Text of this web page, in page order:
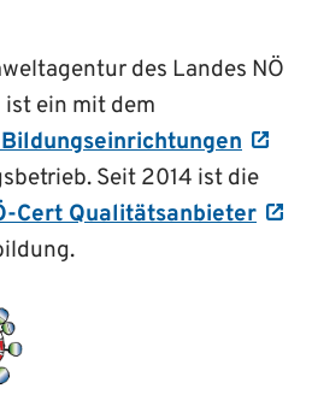
des Landes NÖ
ein mit dem
Seit 2014 ist die
Cert Qualitätsanbieter